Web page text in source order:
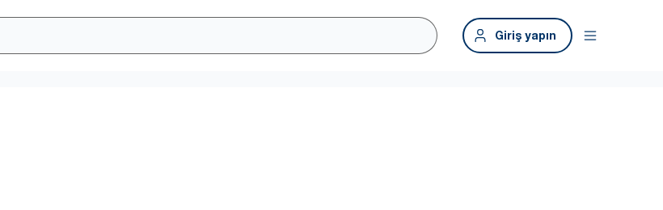
Giriş yapın